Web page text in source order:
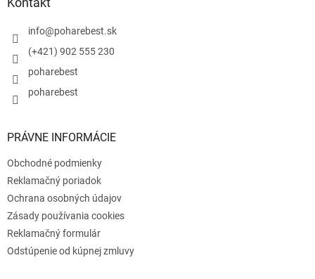
info@poharebest.sk
(+421) 902 555 230
poharebest
poharebest
PRÁVNE INFORMÁCIE
Obchodné podmienky
Reklamačný poriadok
Ochrana osobných údajov
Zásady používania cookies
Reklamačný formulár
Odstúpenie od kúpnej zmluvy